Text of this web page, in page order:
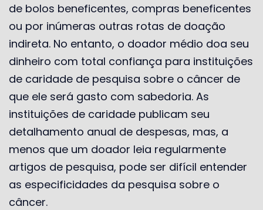
de bolos beneficentes, compras beneficentes
ou por inúmeras outras rotas de doação
indireta. No entanto, o doador médio doa seu
dinheiro com total confiança para instituições
de caridade de pesquisa sobre o câncer de
que ele será gasto com sabedoria. As
instituições de caridade publicam seu
detalhamento anual de despesas, mas, a
menos que um doador leia regularmente
artigos de pesquisa, pode ser difícil entender
as especificidades da pesquisa sobre o
câncer.